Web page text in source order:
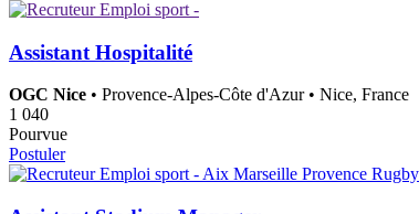
Assistant Hospitalité
OGC Nice • Provence-Alpes-Côte d'Azur • Nice, France
1 040
Pourvue
Postuler